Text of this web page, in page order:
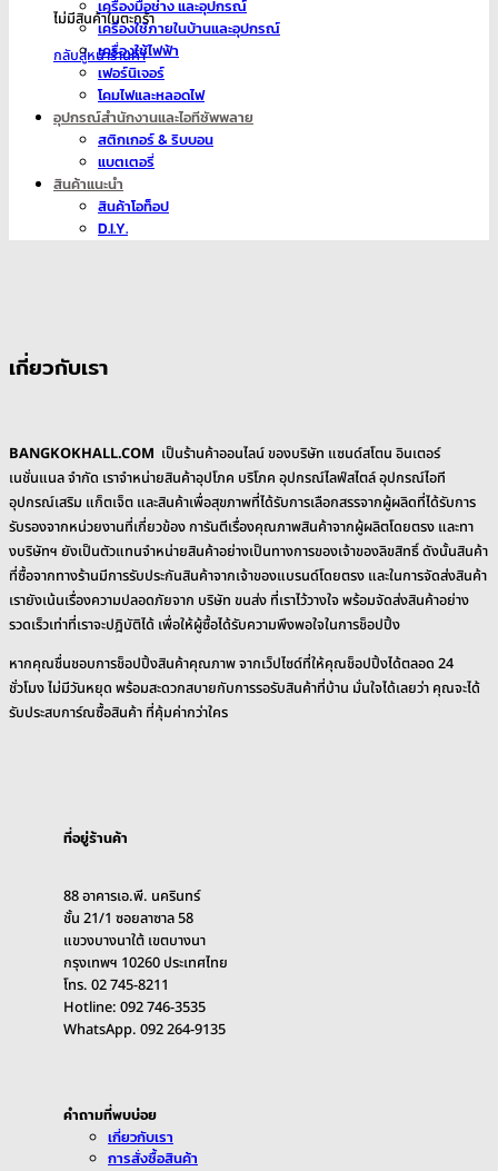
ไม่มีสินค้าในตะกร้า
กลับสู่หน้าร้านค้า
เครื่องมือช่าง และอุปกรณ์
เครื่องใช้ภายในบ้านและอุปกรณ์
เครื่องใช้ไฟฟ้า
เฟอร์นิเจอร์
โคมไฟและหลอดไฟ
อุปกรณ์สำนักงานและไอทีซัพพลาย
สติกเกอร์ & ริบบอน
แบตเตอรี่
สินค้าแนะนำ
สินค้าโอท็อป
D.I.Y.
เกี่ยวกับเรา
BANGKOKHALL.COM เป็นร้านค้าออนไลน์ ของบริษัท แซนด์สโตน อินเตอร์
เนชั่นแนล จำกัด เราจำหน่ายสินค้าอุปโภค บริโภค อุปกรณ์ไลฟ์สไตล์ อุปกรณ์ไอที
อุปกรณ์เสริม แก็ตเจ็ต และสินค้าเพื่อสุขภาพที่ได้รับการเลือกสรรจากผู้ผลิดที่ได้รับการ
รับรองจากหน่วยงานที่เกี่ยวข้อง การันตีเรื่องคุณภาพสินค้าจากผู้ผลิตโดยตรง และทา
งบริษัทฯ ยังเป็นตัวแทนจำหน่ายสินค้าอย่างเป็นทางการของเจ้าของลิขสิทธิ์ ดังนั้นสินค้า
ที่ซื้อจากทางร้านมีการรับประกันสินค้าจากเจ้าของแบรนด์โดยตรง และในการจัดส่งสินค้า
เรายังเน้นเรื่องความปลอดภัยจาก บริษัท ขนส่ง ที่เราไว้วางใจ พร้อมจัดส่งสินค้าอย่าง
รวดเร็วเท่าที่เราจะปฎิบัติได้ เพื่อให้ผู้ซื้อได้รับความพึงพอใจในการช็อปปิ้ง
หากคุณชื่นชอบการช็อปปิ้งสินค้าคุณภาพ จากเว็ปไซด์ที่ให้คุณช็อปปิ้งได้ตลอด 24
ชั่วโมง ไม่มีวันหยุด พร้อมสะดวกสบายกับการรอรับสินค้าที่บ้าน มั่นใจได้เลยว่า คุณจะได้
รับประสบการ์ณซื้อสินค้า ที่คุ้มค่ากว่าใคร
ที่อยู่ร้านค้า
88 อาคารเอ.พี. นครินทร์
ชั้น 21/1 ซอยลาซาล 58
แขวงบางนาใต้ เขตบางนา
กรุงเทพฯ 10260 ประเทศไทย
โทร. 02 745-8211
Hotline: 092 746-3535
WhatsApp. 092 264-9135
คำถามที่พบบ่อย
เกี่ยวกับเรา
การสั่งซื้อสินค้า